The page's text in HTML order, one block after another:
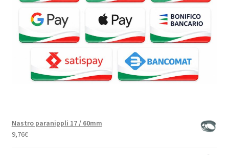
Nastro paranippli 17 / 60mm
9,76€